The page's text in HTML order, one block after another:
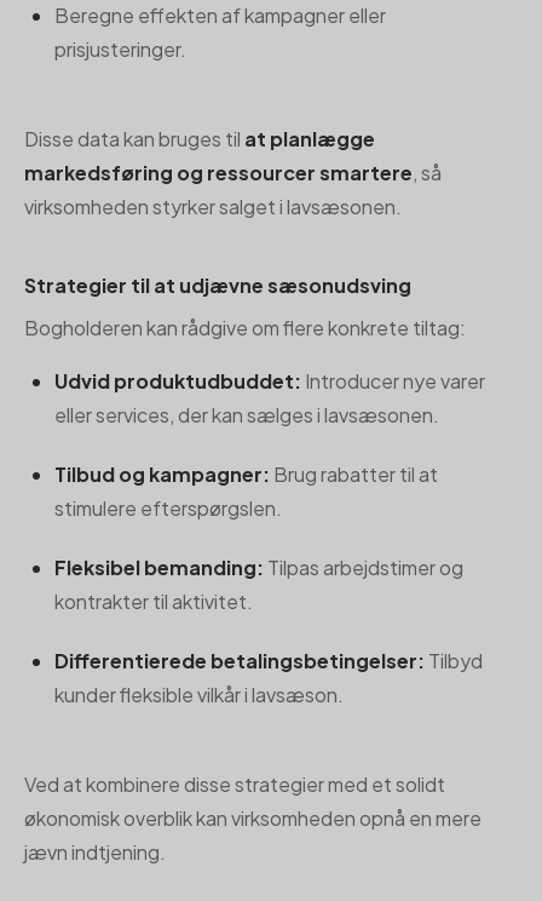
Beregne effekten af kampagner eller
prisjusteringer.
Disse data kan bruges til at planlægge
markedsføring og ressourcer smartere, så
virksomheden styrker salget i lavsæsonen.
Strategier til at udjævne sæsonudsving
Bogholderen kan rådgive om flere konkrete tiltag:
Udvid produktudbuddet: Introducer nye varer
eller services, der kan sælges i lavsæsonen.
Tilbud og kampagner: Brug rabatter til at
stimulere efterspørgslen.
Fleksibel bemanding: Tilpas arbejdstimer og
kontrakter til aktivitet.
Differentierede betalingsbetingelser: Tilbyd
kunder fleksible vilkår i lavsæson.
Ved at kombinere disse strategier med et solidt
økonomisk overblik kan virksomheden opnå en mere
jævn indtjening.